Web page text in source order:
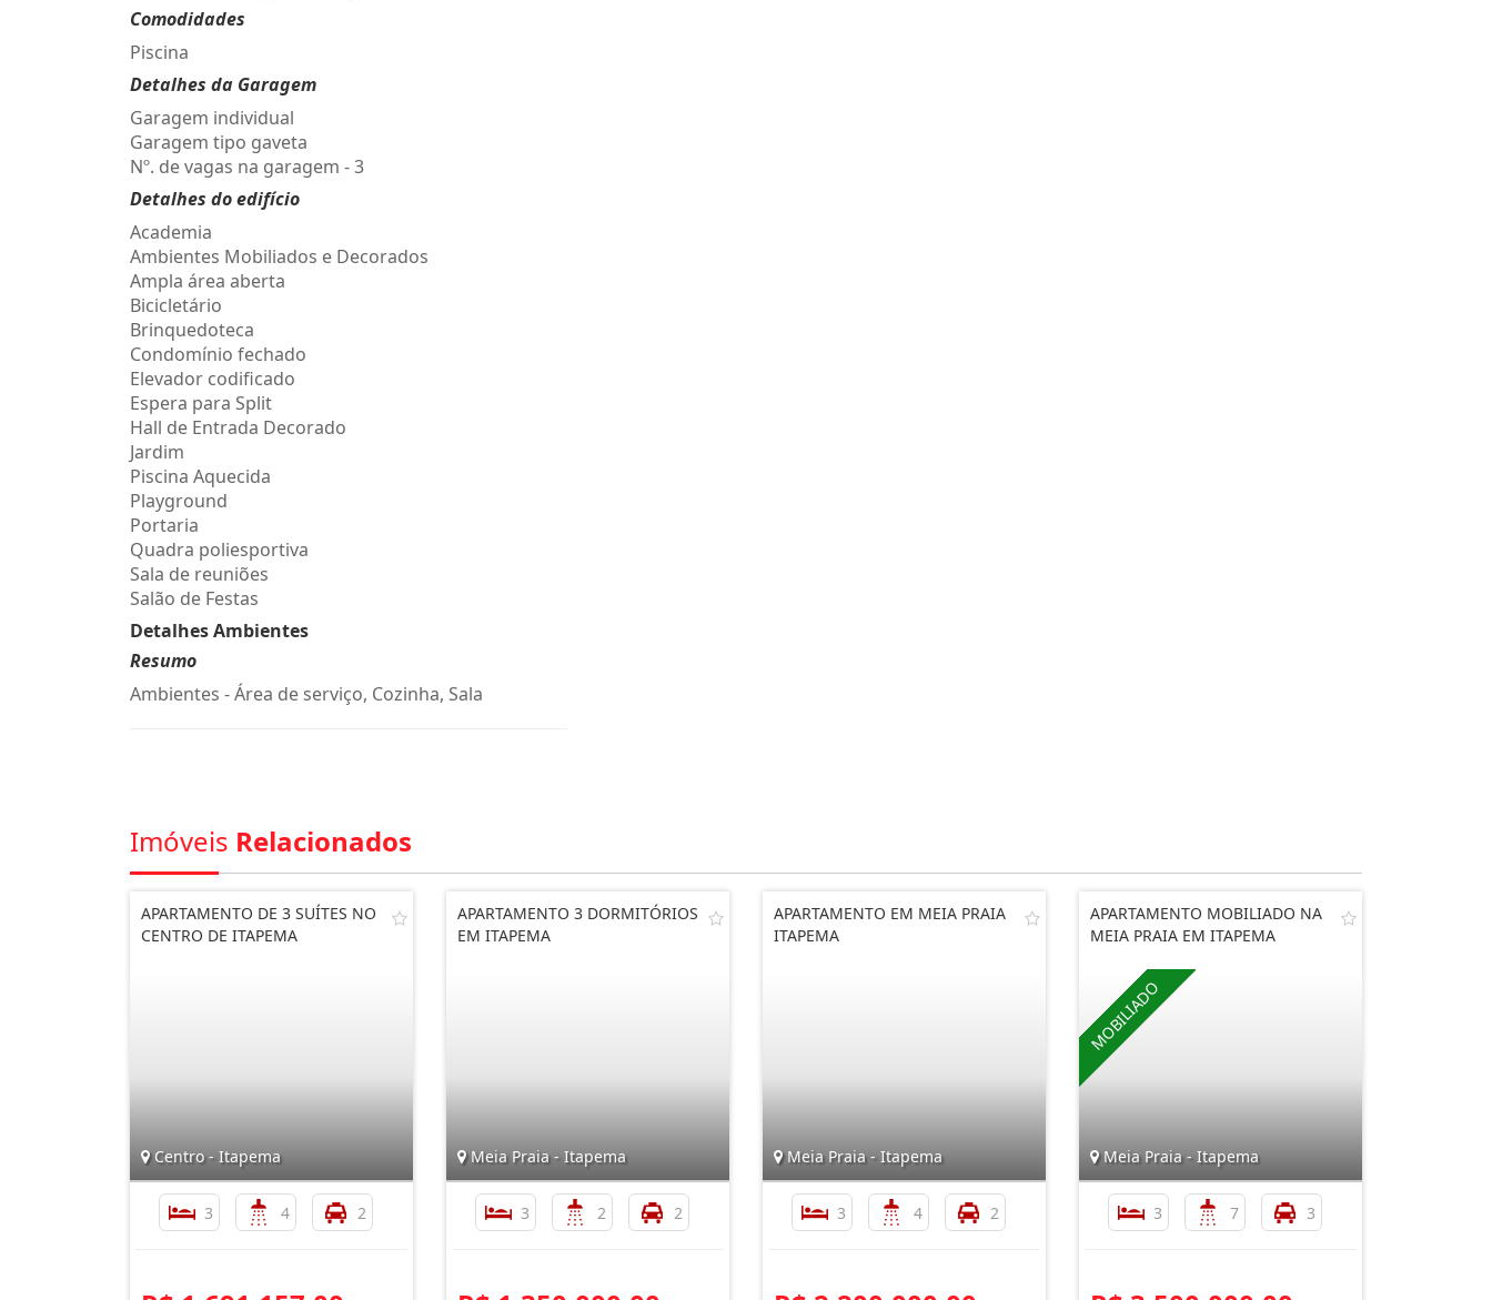
Comodidades
Piscina
Detalhes da Garagem
Garagem individual
Garagem tipo gaveta
Nº. de vagas na garagem - 3
Detalhes do edifício
Academia
Ambientes Mobiliados e Decorados
Ampla área aberta
Bicicletário
Brinquedoteca
Condomínio fechado
Elevador codificado
Espera para Split
Hall de Entrada Decorado
Jardim
Piscina Aquecida
Playground
Portaria
Quadra poliesportiva
Sala de reuniões
Salão de Festas
Detalhes Ambientes
Resumo
Ambientes - Área de serviço, Cozinha, Sala
Imóveis Relacionados
APARTAMENTO DE 3 SUÍTES NO
CENTRO DE ITAPEMA
Centro - Itapema
3 4 2
APARTAMENTO 3 DORMITÓRIOS
EM ITAPEMA
Meia Praia - Itapema
3 2 2
APARTAMENTO EM MEIA PRAIA
ITAPEMA
Meia Praia - Itapema
3 4 2
APARTAMENTO MOBILIADO NA
MEIA PRAIA EM ITAPEMA
Meia Praia - Itapema
3 7 3